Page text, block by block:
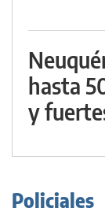
hasta
y
Policiales